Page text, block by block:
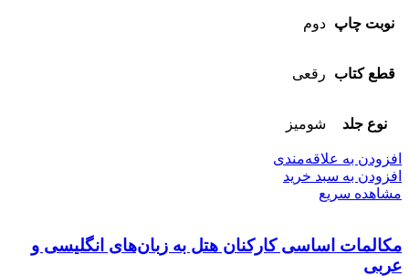
نوبت چاپ دوم
قطع کتاب رقعی
نوع جلد شومیز
افزودن به علاقه‌مندی
افزودن به سبد خرید
مشاهده سریع
مکالمات ‌اساسی کارکنان ‌هتل به‌ زبان‌‌های‌ انگلیسی ‌و
‌عربی